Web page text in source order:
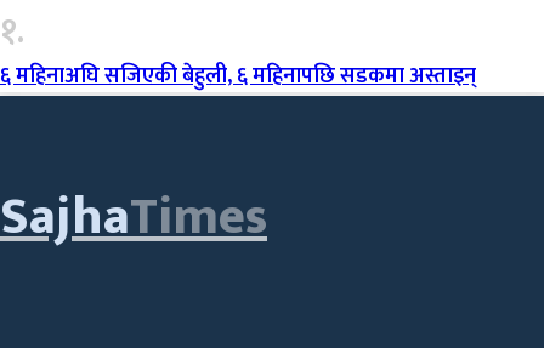
१.
६ महिनाअघि सजिएकी बेहुली, ६ महिनापछि सडकमा अस्ताइन्
SajhaTimes